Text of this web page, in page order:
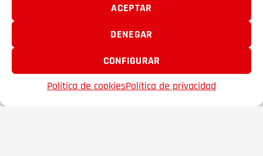
ACEPTAR
DENEGAR
CONFIGURAR
Política de cookiesPolítica de privacidad
EMAIL TELÉFONO FAVORITOS
CONTACTO
FRAMACAR 2000 S.A. © 2025